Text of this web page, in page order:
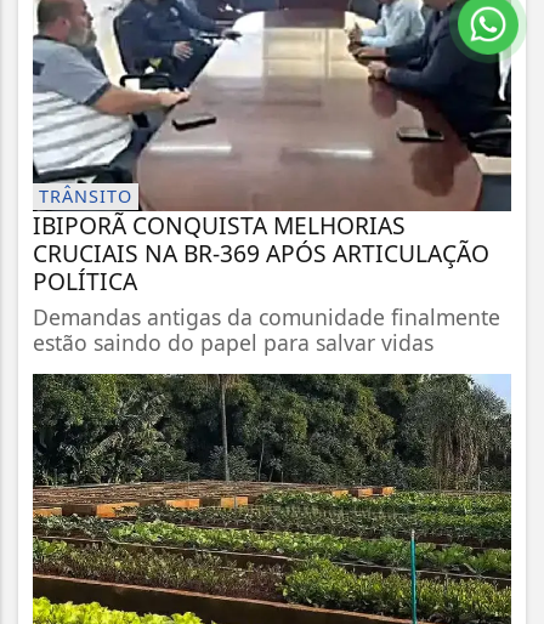
TRÂNSITO
IBIPORÃ CONQUISTA MELHORIAS
CRUCIAIS NA BR-369 APÓS ARTICULAÇÃO
POLÍTICA
Demandas antigas da comunidade finalmente
estão saindo do papel para salvar vidas